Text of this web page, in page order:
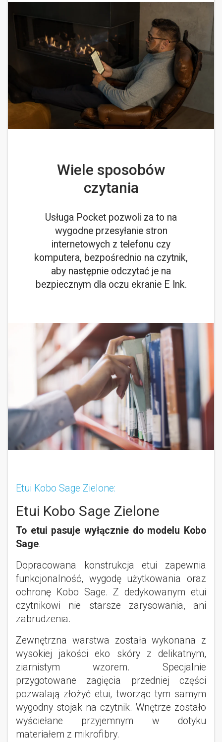
Wiele sposobów
czytania
Usługa Pocket pozwoli za to na
wygodne przesyłanie stron
internetowych z telefonu czy
komputera, bezpośrednio na czytnik,
aby następnie odczytać je na
bezpiecznym dla oczu ekranie E Ink.
Etui Kobo Sage Zielone:
Etui Kobo Sage Zielone
To etui pasuje wyłącznie do modelu Kobo
Sage.
Dopracowana konstrukcja etui zapewnia
funkcjonalność, wygodę użytkowania oraz
ochronę Kobo Sage. Z dedykowanym etui
czytnikowi nie starsze zarysowania, ani
zabrudzenia.
Zewnętrzna warstwa została wykonana z
wysokiej jakości eko skóry z delikatnym,
ziarnistym wzorem. Specjalnie
przygotowane zagięcia przedniej części
pozwalają złożyć etui, tworząc tym samym
wygodny stojak na czytnik. Wnętrze zostało
wyściełane przyjemnym w dotyku
materiałem z mikrofibry.